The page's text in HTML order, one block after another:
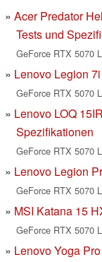
Acer Predator
Tests und
GeForce RTX 5070
Lenovo Legion
GeForce RTX 5070
Lenovo LOQ
Spezifikationen
GeForce RTX 5070
Lenovo Legion
GeForce RTX 5070
MSI Katana 15
GeForce RTX 5070
Lenovo Yoga